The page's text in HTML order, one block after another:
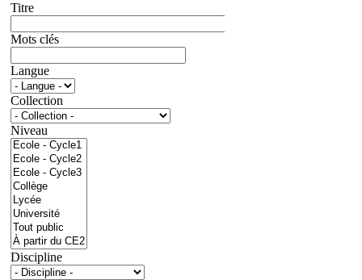
Titre
Mots clés
Langue
Collection
Niveau
Discipline